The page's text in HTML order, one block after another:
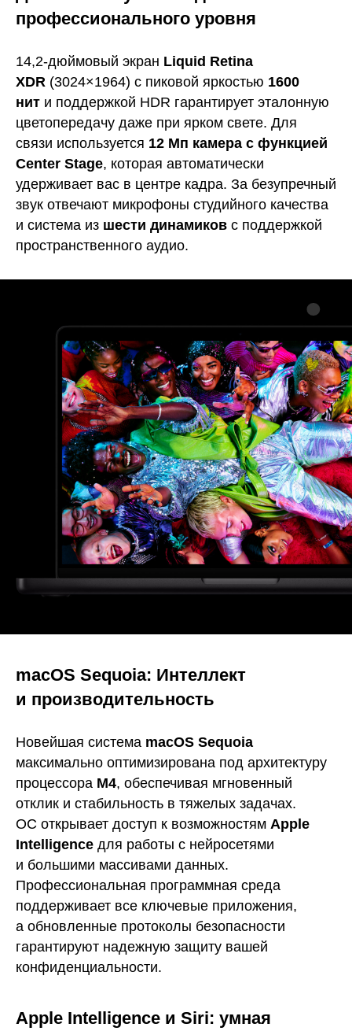
профессионального уровня
14,2-дюймовый экран Liquid Retina
XDR (3024×1964) с пиковой яркостью 1600
нит и поддержкой HDR гарантирует эталонную
цветопередачу даже при ярком свете. Для
связи используется 12 Мп камера с функцией
Center Stage, которая автоматически
удерживает вас в центре кадра. За безупречный
звук отвечают микрофоны студийного качества
и система из шести динамиков с поддержкой
пространственного аудио.
macOS Sequoia: Интеллект
и производительность
Новейшая система macOS Sequoia
максимально оптимизирована под архитектуру
процессора M4, обеспечивая мгновенный
отклик и стабильность в тяжелых задачах.
ОС открывает доступ к возможностям Apple
Intelligence для работы с нейросетями
и большими массивами данных.
Профессиональная программная среда
поддерживает все ключевые приложения,
а обновленные протоколы безопасности
гарантируют надежную защиту вашей
конфиденциальности.
Apple Intelligence и Siri: умная